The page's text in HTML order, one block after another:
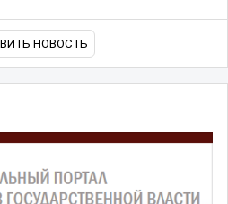
НОВОСТЬ